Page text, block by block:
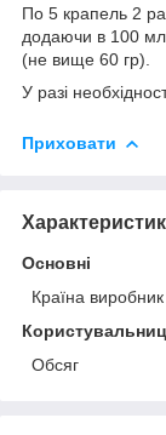
По 5 крапель 2
додаючи в 100 мл
(не вище 60 гр).
У разі
Приховати
Основні
Країна виробник
Обсяг